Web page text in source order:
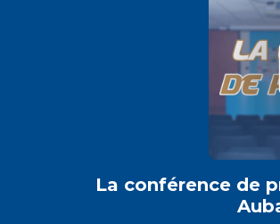
La conférence de